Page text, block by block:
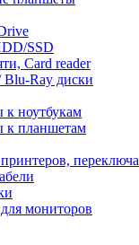
SSD
Card reader
Ray диски
к ноутбукам
к планшетам
мониторов